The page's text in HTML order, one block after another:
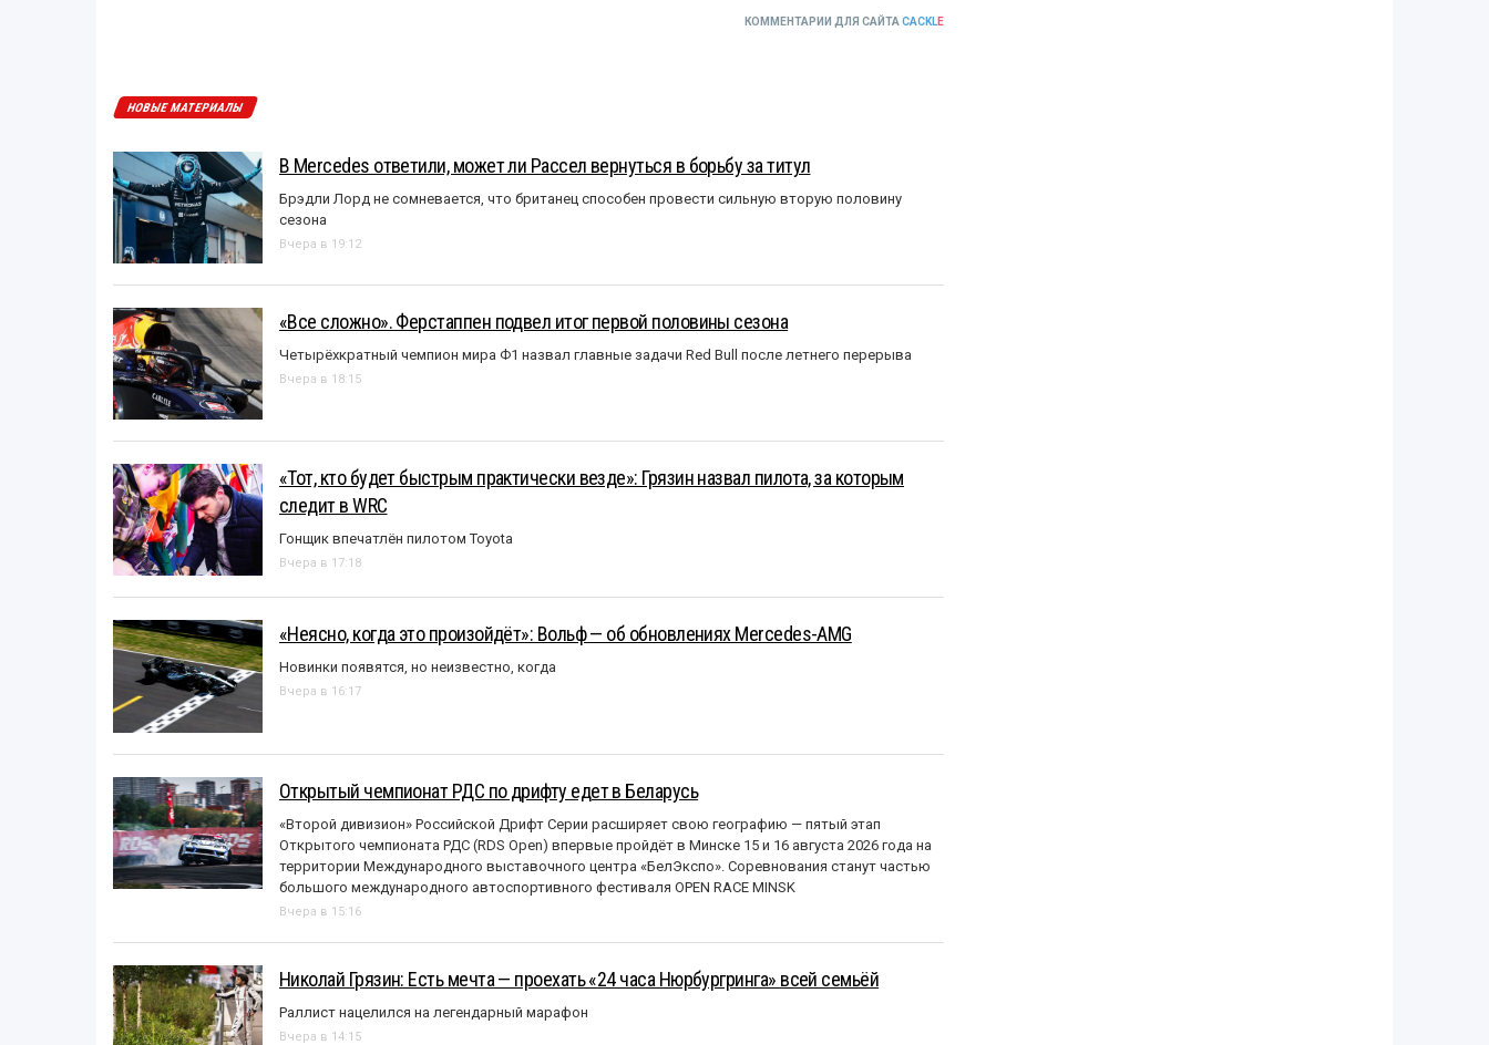
КОММЕНТАРИИ ДЛЯ САЙТА CACKLE
НОВЫЕ МАТЕРИАЛЫ
В Mercedes ответили, может ли Рассел вернуться в борьбу за титул
Брэдли Лорд не сомневается, что британец способен провести сильную вторую половину
сезона
Вчера в 19:12
«Все сложно». Ферстаппен подвел итог первой половины сезона
Четырёхкратный чемпион мира Ф1 назвал главные задачи Red Bull после летнего перерыва
Вчера в 18:15
«Тот, кто будет быстрым практически везде»: Грязин назвал пилота, за которым
следит в WRC
Гонщик впечатлён пилотом Toyota
Вчера в 17:18
«Неясно, когда это произойдёт»: Вольф — об обновлениях Mercedes-AMG
Новинки появятся, но неизвестно, когда
Вчера в 16:17
Открытый чемпионат РДС по дрифту едет в Беларусь
«Второй дивизион» Российской Дрифт Серии расширяет свою географию — пятый этап
Открытого чемпионата РДС (RDS Open) впервые пройдёт в Минске 15 и 16 августа 2026 года на
территории Международного выставочного центра «БелЭкспо». Соревнования станут частью
большого международного автоспортивного фестиваля OPEN RACE MINSK
Вчера в 15:16
Николай Грязин: Есть мечта — проехать «24 часа Нюрбургринга» всей семьёй
Раллист нацелился на легендарный марафон
Вчера в 14:15